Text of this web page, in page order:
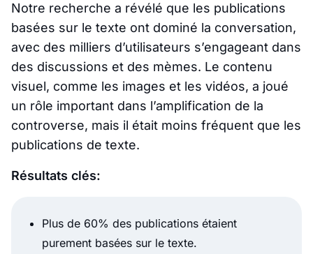
Notre recherche a révélé que les publications
basées sur le texte ont dominé la conversation,
avec des milliers d’utilisateurs s’engageant dans
des discussions et des mèmes. Le contenu
visuel, comme les images et les vidéos, a joué
un rôle important dans l’amplification de la
controverse, mais il était moins fréquent que les
publications de texte.
Résultats clés:
Plus de 60% des publications étaient
purement basées sur le texte.